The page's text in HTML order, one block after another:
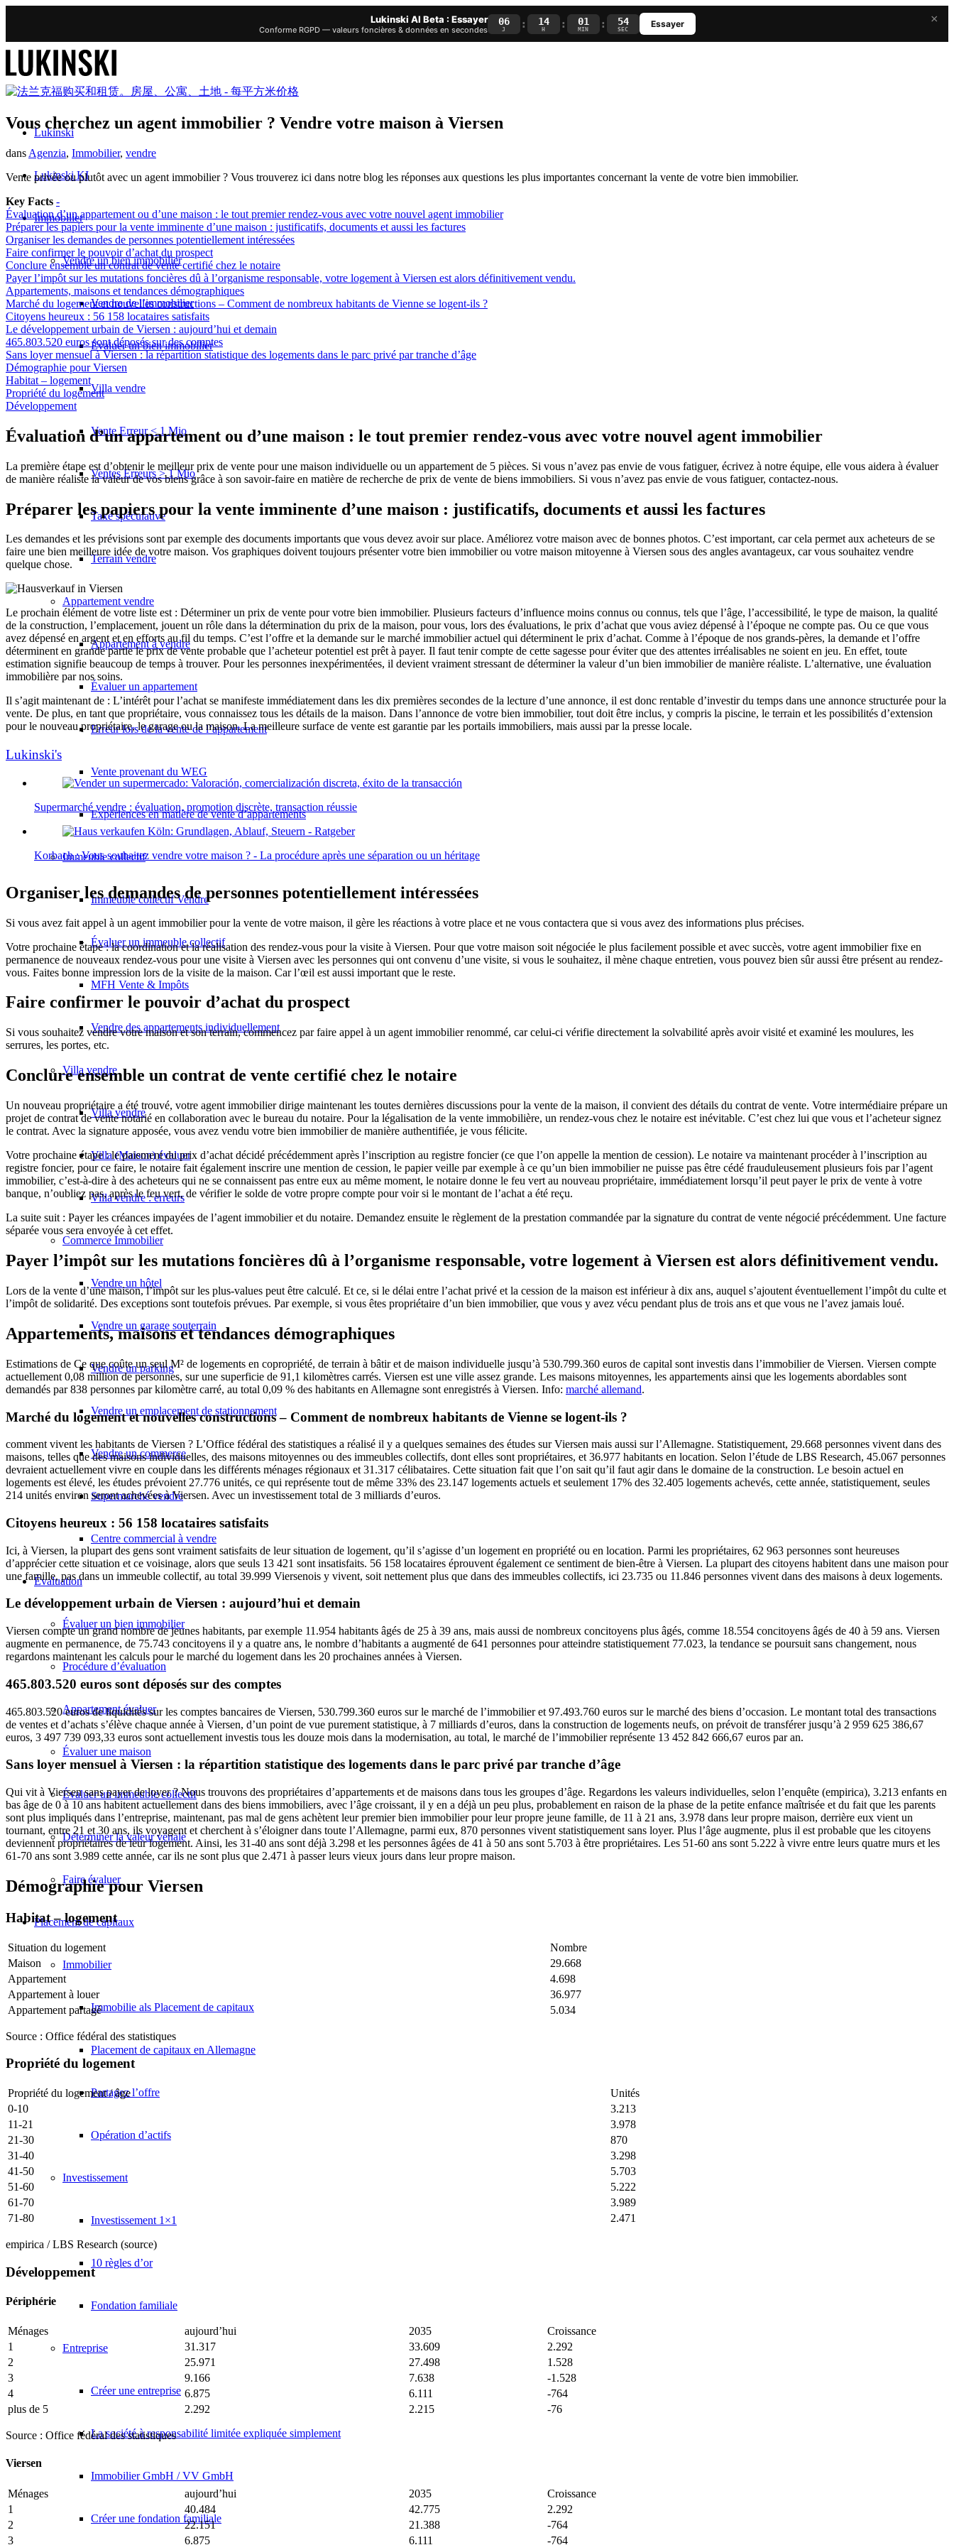
×
Lukinski AI Beta : Essayer
Conforme RGPD — valeurs foncières & données en secondes
06
J : 14
H : 01
MIN : 53
SEC Essayer
Lukinski
Lukinski KI
Immobilier
Vendre un bien immobilier
Vendre de l’immobilier
Évaluer un bien immobilier
Villa vendre
Vente Erreur < 1 Mio
Ventes Erreurs > 1 Mio
Taxe spéculative
Terrain vendre
Appartement vendre
Appartement à vendre
Évaluer un appartement
Erreur lors de la vente de l’appartement
Vente provenant du WEG
Expériences en matière de vente d’appartements
Immeuble collectif
Immeuble collectif Vendre
Évaluer un immeuble collectif
MFH Vente & Impôts
Vendre des appartements individuellement
Villa vendre
Villa vendre
Villa (Maison) évaluer
Villa vendre : erreurs
Commerce Immobilier
Vendre un hôtel
Vendre un garage souterrain
Vendre un parking
Vendre un emplacement de stationnement
Vendre un commerce
Supermarché vendre
Centre commercial à vendre
Évaluation
Évaluer un bien immobilier
Procédure d’évaluation
Appartement évaluer
Évaluer une maison
Évaluer un immeuble collectif
Déterminer la valeur vénale
Faire évaluer
Placement de capitaux
Immobilier
Immobilie als Placement de capitaux
Placement de capitaux en Allemagne
Partagez l’offre
Opération d’actifs
Investissement
Investissement 1×1
10 règles d’or
Fondation familiale
Entreprise
Créer une entreprise
La société à responsabilité limitée expliquée simplement
Immobilier GmbH / VV GmbH
Créer une fondation familiale
Vous cherchez un agent immobilier ? Vendre votre maison à Viersen
dans Agenzia, Immobilier, vendre
Vente privée ou plutôt avec un agent immobilier ? Vous trouverez ici dans notre blog les réponses aux questions les plus importantes concernant la vente de votre bien immobilier.
Key Facts -
Évaluation d’un appartement ou d’une maison : le tout premier rendez-vous avec votre nouvel agent immobilier
Préparer les papiers pour la vente imminente d’une maison : justificatifs, documents et aussi les factures
Organiser les demandes de personnes potentiellement intéressées
Faire confirmer le pouvoir d’achat du prospect
Conclure ensemble un contrat de vente certifié chez le notaire
Payer l’impôt sur les mutations foncières dû à l’organisme responsable, votre logement à Viersen est alors définitivement vendu.
Appartements, maisons et tendances démographiques
Marché du logement et nouvelles constructions – Comment de nombreux habitants de Vienne se logent-ils ?
Citoyens heureux : 56 158 locataires satisfaits
Le développement urbain de Viersen : aujourd’hui et demain
465.803.520 euros sont déposés sur des comptes
Sans loyer mensuel à Viersen : la répartition statistique des logements dans le parc privé par tranche d’âge
Démographie pour Viersen
Habitat – logement
Propriété du logement
Développement
Évaluation d’un appartement ou d’une maison : le tout premier rendez-vous avec votre nouvel agent immobilier
La première étape est d’obtenir le meilleur prix de vente pour une maison individuelle ou un appartement de 5 pièces. Si vous n’avez pas envie de vous fatiguer, écrivez à notre équipe, elle vous aidera à évaluer
de manière réaliste la valeur de vos biens grâce à son savoir-faire en matière de recherche de prix de vente de biens immobiliers. Si vous n’avez pas envie de vous fatiguer, contactez-nous.
Préparer les papiers pour la vente imminente d’une maison : justificatifs, documents et aussi les factures
Les demandes et les prévisions sont par exemple des documents importants que vous devez avoir sur place. Améliorez votre maison avec de bonnes photos. C’est important, car cela permet aux acheteurs de se
faire une bien meilleure idée de votre maison. Vos graphiques doivent toujours présenter votre bien immobilier ou votre maison mitoyenne à Viersen sous des angles avantageux, car vous souhaitez vendre
quelque chose.
Le prochain élément de votre liste est : Déterminer un prix de vente pour votre bien immobilier. Plusieurs facteurs d’influence moins connus ou connus, tels que l’âge, l’accessibilité, le type de maison, la qualité
de la construction, l’emplacement, jouent un rôle dans la détermination du prix de la maison, pour vous, lors des évaluations, le prix d’achat que vous aviez dépensé à l’époque ne compte pas. Ou ce que vous
avez dépensé en argent et en efforts au fil du temps. C’est l’offre et la demande sur le marché immobilier actuel qui déterminent le prix d’achat. Comme à l’époque de nos grands-pères, la demande et l’offre
déterminent en grande partie le prix de vente probable que l’acheteur potentiel est prêt à payer. Il faut tenir compte de cette sagesse pour éviter que des attentes irréalisables ne soient en jeu. En effet, toute
estimation signifie beaucoup de temps à trouver. Pour les personnes inexpérimentées, il devient vraiment stressant de déterminer la valeur d’un bien immobilier de manière réaliste. L’alternative, une évaluation
immobilière par nos soins.
Il s’agit maintenant de : L’intérêt pour l’achat se manifeste immédiatement dans les dix premières secondes de la lecture d’une annonce, il est donc rentable d’investir du temps dans une annonce structurée pour la
vente. De plus, en tant que propriétaire, vous connaissez tous les détails de la maison. Dans l’annonce de votre bien immobilier, tout doit être inclus, y compris la piscine, le terrain et les possibilités d’extension
pour le nouveau propriétaire, le garage ou la maison. La meilleure surface de vente est garantie par les portails immobiliers, mais aussi par la presse locale.
Lukinski's
Supermarché vendre : évaluation, promotion discrète, transaction réussie
Korbach : Vous souhaitez vendre votre maison ? - La procédure après une séparation ou un héritage
Organiser les demandes de personnes potentiellement intéressées
Si vous avez fait appel à un agent immobilier pour la vente de votre maison, il gère les réactions à votre place et ne vous contactera que si vous avez des informations plus précises.
Votre prochaine étape : la coordination et la réalisation des rendez-vous pour la visite à Viersen. Pour que votre maison soit négociée le plus facilement possible et avec succès, votre agent immobilier fixe en
permanence de nouveaux rendez-vous pour une visite à Viersen avec les personnes qui ont convenu d’une visite, si vous le souhaitez, il mène chaque entretien, vous pouvez bien sûr aussi être présent au rendez-
vous. Faites bonne impression lors de la visite de la maison. Car l’œil est aussi important que le reste.
Faire confirmer le pouvoir d’achat du prospect
Si vous souhaitez vendre votre maison et son terrain, commencez par faire appel à un agent immobilier renommé, car celui-ci vérifie directement la solvabilité après avoir visité et examiné les moulures, les
serrures, les portes, etc.
Conclure ensemble un contrat de vente certifié chez le notaire
Un nouveau propriétaire a été trouvé, votre agent immobilier dirige maintenant les toutes dernières discussions pour la vente de la maison, il convient des détails du contrat de vente. Votre intermédiaire prépare un
projet de contrat de vente notarié en collaboration avec le bureau du notaire. Pour la légalisation de la vente immobilière, un rendez-vous chez le notaire est inévitable. C’est chez lui que vous et l’acheteur signez
le contrat. Avec la signature apposée, vous avez vendu votre bien immobilier de manière authentifiée, je vous félicite.
Votre prochaine étape : le paiement du prix d’achat décidé précédemment après l’inscription au registre foncier (ce que l’on appelle la mention de cession). Le notaire va maintenant procéder à l’inscription au
registre foncier, pour ce faire, le notaire fait également inscrire une mention de cession, le papier veille par exemple à ce qu’un bien immobilier ne puisse pas être cédé frauduleusement plusieurs fois par l’agent
immobilier, c’est-à-dire à des acheteurs qui ne se connaissent pas entre eux au même moment, le notaire donne le feu vert au nouveau propriétaire, immédiatement lorsqu’il peut payer le prix de vente à votre
banque, n’oubliez pas, après le feu vert, de vérifier le solde de votre propre compte pour voir si le montant de l’achat a été reçu.
La suite suit : Payer les créances impayées de l’agent immobilier et du notaire. Demandez ensuite le règlement de la prestation commandée par la signature du contrat de vente négocié précédemment. Une facture
séparée vous sera envoyée à cet effet.
Payer l’impôt sur les mutations foncières dû à l’organisme responsable, votre logement à Viersen est alors définitivement vendu.
Lors de la vente d’une maison, l’impôt sur les plus-values peut être calculé. Et ce, si le délai entre l’achat privé et la cession de la maison est inférieur à dix ans, auquel s’ajoutent éventuellement l’impôt du culte et
l’impôt de solidarité. Des exceptions sont toutefois prévues. Par exemple, si vous êtes propriétaire d’un bien immobilier, que vous y avez vécu pendant plus de trois ans et que vous ne l’avez jamais loué.
Appartements, maisons et tendances démographiques
Estimations de Ce que coûte un seul M² de logements en copropriété, de terrain à bâtir et de maison individuelle jusqu’à 530.799.360 euros de capital sont investis dans l’immobilier de Viersen. Viersen compte
actuellement 0,08 million de personnes, sur une superficie de 91,1 kilomètres carrés. Viersen est une ville assez grande. Les maisons mitoyennes, les appartements ainsi que les logements abordables sont
demandés par 838 personnes par kilomètre carré, au total 0,09 % des habitants en Allemagne sont enregistrés à Viersen. Info: marché allemand.
Marché du logement et nouvelles constructions – Comment de nombreux habitants de Vienne se logent-ils ?
comment vivent les habitants de Viersen ? L’Office fédéral des statistiques a réalisé il y a quelques semaines des études sur Viersen mais aussi sur l’Allemagne. Statistiquement, 29.668 personnes vivent dans des
maisons, telles que des maisons individuelles, des maisons mitoyennes ou des immeubles collectifs, dont elles sont propriétaires, et 36.977 habitants en location. Selon l’étude de LBS Research, 45.067 personnes
devraient actuellement vivre en couple dans les différents ménages régionaux et 31.317 célibataires. Cette situation fait que l’on sait qu’il faut agir dans le domaine de la construction. Le besoin actuel en
logements est élevé, les études prévoient 27.776 unités, ce qui représente tout de même 33% des 23.147 logements actuels et seulement 17% des 32.405 logements achevés, cette année, statistiquement, seules
214 unités environ seront achevées à Viersen. Avec un investissement total de 3 milliards d’euros.
Citoyens heureux : 56 158 locataires satisfaits
Ici, à Viersen, la plupart des gens sont vraiment satisfaits de leur situation de logement, qu’il s’agisse d’un logement en propriété ou en location. Parmi les propriétaires, 62 963 personnes sont heureuses
d’apprécier cette situation et ce voisinage, alors que seuls 13 421 sont insatisfaits. 56 158 locataires éprouvent également ce sentiment de bien-être à Viersen. La plupart des citoyens habitent dans une maison pour
une famille, pas dans un immeuble collectif, au total 39.999 Viersenois y vivent, soit nettement plus que dans des immeubles collectifs, ici 23.735 ou 11.846 personnes vivent dans des maisons à deux logements.
Le développement urbain de Viersen : aujourd’hui et demain
Viersen compte un grand nombre de jeunes habitants, par exemple 11.954 habitants âgés de 25 à 39 ans, mais aussi de nombreux concitoyens plus âgés, comme 18.554 concitoyens âgés de 40 à 59 ans. Viersen
augmente en permanence, de 75.743 concitoyens il y a quatre ans, le nombre d’habitants a augmenté de 641 personnes pour atteindre statistiquement 77.023, la tendance se poursuit sans changement, nous
regardons maintenant les calculs pour le marché du logement dans les 20 prochaines années à Viersen.
465.803.520 euros sont déposés sur des comptes
465.803.520 euros de liquidités sur les comptes bancaires de Viersen, 530.799.360 euros sur le marché de l’immobilier et 97.493.760 euros sur le marché des biens d’occasion. Le montant total des transactions
de ventes et d’achats s’élève chaque année à Viersen, d’un point de vue purement statistique, à 7 milliards d’euros, dans la construction de logements neufs, on prévoit de transférer jusqu’à 2 959 625 386,67
euros, 3 497 739 093,33 euros sont actuellement investis tous les douze mois dans la modernisation, au total, le marché de l’immobilier représente 13 452 842 666,67 euros par an.
Sans loyer mensuel à Viersen : la répartition statistique des logements dans le parc privé par tranche d’âge
Qui vit à Viersen sans payer de loyer ? Nous trouvons des propriétaires d’appartements et de maisons dans tous les groupes d’âge. Regardons les valeurs individuelles, selon l’enquête (empirica), 3.213 enfants en
bas âge de 0 à 10 ans habitent actuellement dans des biens immobiliers, avec l’âge croissant, il y en a déjà un peu plus, probablement en raison de la phase de la petite enfance maîtrisée et du fait que les parents
sont plus impliqués dans l’entreprise, maintenant, pas mal de gens achètent leur premier bien immobilier pour leur propre jeune famille, de 11 à 21 ans, 3.978 dans leur propre maison, derrière eux vient un
tournant, entre 21 et 30 ans, ils voyagent et cherchent à s’éloigner dans toute l’Allemagne, parmi eux, 870 personnes vivent statistiquement sans loyer. Plus l’âge augmente, plus il est probable que les citoyens
deviennent propriétaires de leur logement. Ainsi, les 31-40 ans sont déjà 3.298 et les personnes âgées de 41 à 50 ans sont 5.703 à être propriétaires. Les 51-60 ans sont 5.222 à vivre entre leurs quatre murs et les
61-70 ans sont 3.989 cette année, car ils ne sont plus que 2.471 à passer leurs vieux jours dans leur propre maison.
Démographie pour Viersen
Habitat – logement
Situation du logement
Nombre
Maison
29.668
Appartement
4.698
Appartement à louer
36.977
Appartement partagé
5.034
Source : Office fédéral des statistiques
Propriété du logement
Propriété du logement / âge
Unités
0-10
3.213
11-21
3.978
21-30
870
31-40
3.298
41-50
5.703
51-60
5.222
61-70
3.989
71-80
2.471
empirica / LBS Research (source)
Développement
Périphérie
Ménages aujourd’hui 2035
Croissance
1
31.317 33.609
2.292
2
25.971 27.498
1.528
3
9.166 7.638
-1.528
4
6.875 6.111
-764
plus de 5
2.292 2.215 -76
Source : Office fédéral des statistiques
Viersen
Ménages aujourd’hui 2035
Croissance
1
40.484 42.775
2.292
2
22.151 21.388
-764
3
6.875 6.111 -764